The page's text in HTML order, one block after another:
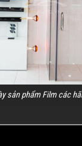
sản phẩm Film các